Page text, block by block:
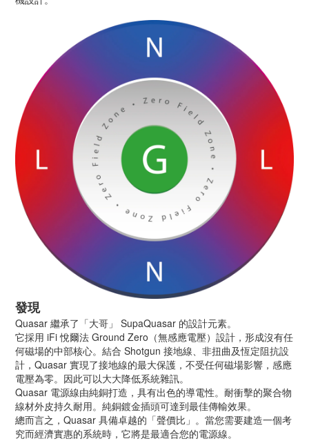
發現
Quasar 繼承了「大哥」 SupaQuasar 的設計元素。
它採用 iFi 悅爾法 Ground Zero（無感應電壓）設計，形成沒有任
何磁場的中部核心。結合 Shotgun 接地線、非扭曲及恆定阻抗設
計，Quasar 實現了接地線的最大保護，不受任何磁場影響，感應
電壓為零。因此可以大大降低系統雜訊。
Quasar 電源線由純銅打造，具有出色的導電性。耐衝擊的聚合物
線材外皮持久耐用。純銅鍍金插頭可達到最佳傳輸效果。
總而言之，Quasar 具備卓越的「聲價比」。當您需要建造一個考
究而經濟實惠的系統時，它將是最適合您的電源線。